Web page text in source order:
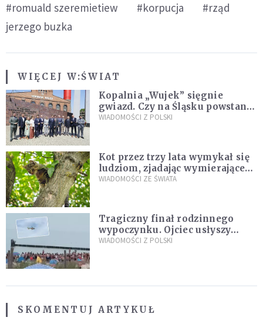
#romuald szeremietiew
#korpucja
#rząd
jerzego buzka
WIĘCEJ W:ŚWIAT
Kopalnia „Wujek” sięgnie
gwiazd. Czy na Śląsku powstanie
„Dolina Krzemowa”?
WIADOMOŚCI Z POLSKI
Kot przez trzy lata wymykał się
ludziom, zjadając wymierające
kaczki. W końcu popełnił
WIADOMOŚCI ZE ŚWIATA
Tragiczny finał rodzinnego
wypoczynku. Ojciec usłyszy
zarzuty
WIADOMOŚCI Z POLSKI
SKOMENTUJ ARTYKUŁ